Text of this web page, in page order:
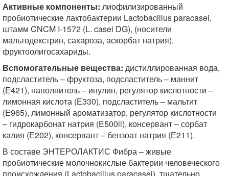
Активные компоненты: лиофилизированный
пробиотические лактобактерии Lactobacillus paracasei,
штамм CNCM I-1572 (L. casei DG), (носители
мальтодекстрин, сахароза, аскорбат натрия),
фруктоолигосахариды.
Вспомогательные вещества: дистиллированная вода,
подсластитель – фруктоза, подсластитель – маннит
(Е421), наполнитель – инулин, регулятор кислотности –
лимонная кислота (Е330), подсластитель – мальтит
(Е965), лимонный ароматизатор, регулятор кислотности
– гидрокарбонат натрия (E500ii), консервант – сорбат
калия (Е202), консервант – бензоат натрия (Е211).
В составе ЭНТЕРОЛАКТИС Фибра – живые
пробиотические молочнокислые бактерии человеческого